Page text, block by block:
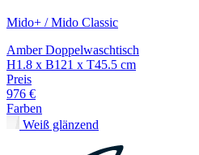
Mido+ / Mido Classic
Amber Doppelwaschtisch
H1.8 x B121 x T45.5 cm
Preis
976 €
Farben
Weiß glänzend